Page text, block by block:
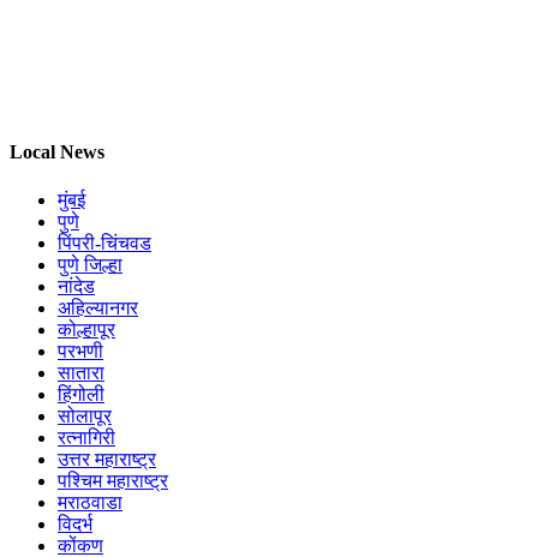
Local News
मुंबई
पुणे
पिंपरी-चिंचवड
पुणे जिल्हा
नांदेड
अहिल्यानगर
कोल्हापूर
परभणी
सातारा
हिंगोली
सोलापूर
रत्नागिरी
उत्तर महाराष्ट्र
पश्चिम महाराष्ट्र
मराठवाडा
विदर्भ
कोंकण